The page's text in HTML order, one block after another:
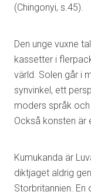
(Chingonyi, s.45).
Den unge vuxne
kassetter i
värld. Solen går i
synvinkel, ett
moders språk och
Också konsten är
Kumukanda är
diktjaget aldrig
Storbritannien.